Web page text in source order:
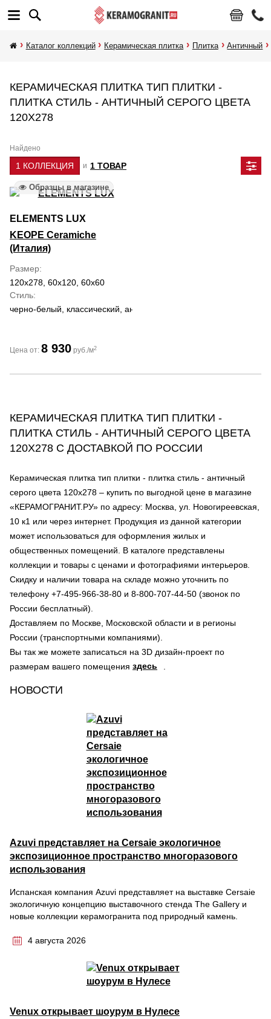
Каталог коллекций Керамическая плитка Плитка Античный
КЕРАМИЧЕСКАЯ ПЛИТКА ТИП ПЛИТКИ -
ПЛИТКА СТИЛЬ - АНТИЧНЫЙ СЕРОГО ЦВЕТА
120Х278
Найдено
1 КОЛЛЕКЦИЯ и 1 ТОВАР
Образцы в магазине
ELEMENTS LUX
KEOPE Ceramiche
(Италия)
Размер
120x278, 60x120, 60x60
Стиль
черно-белый, классический, античный
Цена от: 8 930 руб./м2
КЕРАМИЧЕСКАЯ ПЛИТКА ТИП ПЛИТКИ -
ПЛИТКА СТИЛЬ - АНТИЧНЫЙ СЕРОГО ЦВЕТА
120Х278 С ДОСТАВКОЙ ПО РОССИИ
Керамическая плитка тип плитки - плитка стиль - античный
серого цвета 120х278 – купить по выгодной цене в магазине
«КЕРАМОГРАНИТ.РУ» по адресу: Москва, ул. Новогиреевская,
10 к1 или через интернет. Продукция из данной категории
может использоваться для оформления жилых и
общественных помещений. В каталоге представлены
коллекции и товары с ценами и фотографиями интерьеров.
Скидку и наличии товара на складе можно уточнить по
телефону +7-495-966-38-80 и 8-800-707-44-50 (звонок по
России бесплатный).
Доставляем по Москве, Московской области и в регионы
России (транспортными компаниями).
Вы так же можете записаться на 3D дизайн-проект по
размерам вашего помещения здесь
НОВОСТИ
Azuvi представляет на Cersaie экологичное
экспозиционное пространство многоразового
использования
Испанская компания Azuvi представляет на выставке Cersaie
экологичную концепцию выставочного стенда The Gallery и
новые коллекции керамогранита под природный камень.
4 августа 2026
Venux открывает шоурум в Нулесе